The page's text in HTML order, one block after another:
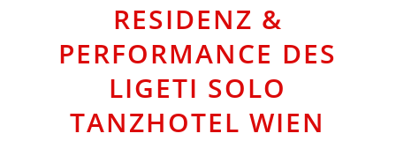
RESIDENZ &
PERFORMANCE DES
LIGETI SOLO
TANZHOTEL WIEN